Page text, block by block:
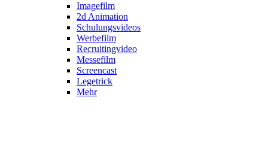
Imagefilm
2d Animation
Schulungsvideos
Werbefilm
Recruitingvideo
Messefilm
Screencast
Legetrick
Mehr